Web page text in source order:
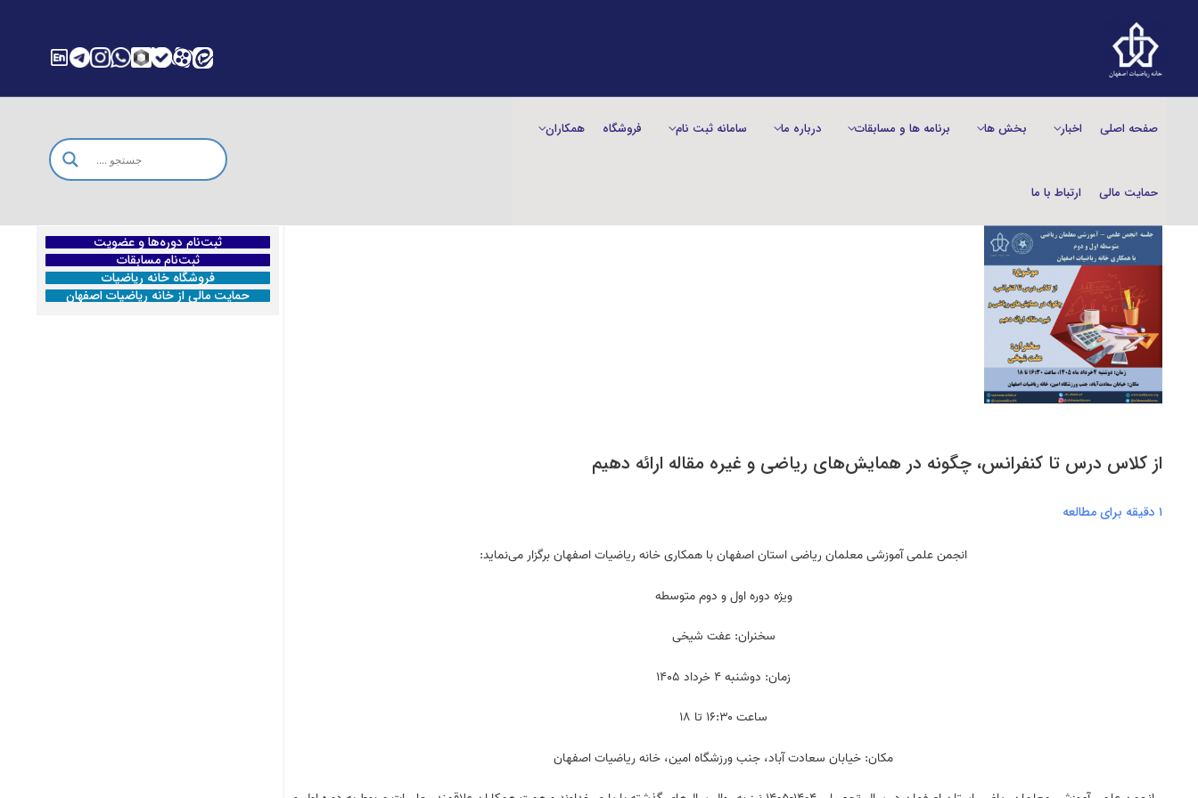
صفحه اصلی اخبار بخش‌ ها برنامه ها و مسابقات درباره ما سامانه ثبت نام فروشگاه همکاران
حمایت مالی ارتباط با ما
از کلاس درس تا کنفرانس، چگونه در همایش‌های ریاضی و غیره مقاله ارائه دهیم
۱ دقیقه برای مطالعه
انجمن علمی آموزشی معلمان ریاضی استان اصفهان با همکاری خانه ریاضیات اصفهان برگزار می‌نماید:
ویژه دوره اول و دوم متوسطه
سخنران: عفت شیخی
زمان: دوشنبه ۴ خرداد ۱۴۰۵
ساعت ۱۶:۳۰ تا ۱۸
مکان: خیابان سعادت آباد، جنب ورزشگاه امین، خانه ریاضیات اصفهان
ثبت‌نام دوره‌ها و عضویت
ثبت‌نام مسابقات
فروشگاه خانه ریاضیات
حمایت مالی از خانه ریاضیات اصفهان